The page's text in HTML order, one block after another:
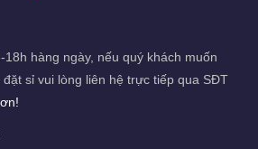
hàng ngày, nếu quý khách muốn
sỉ vui lòng liên hệ trực tiếp qua SĐT